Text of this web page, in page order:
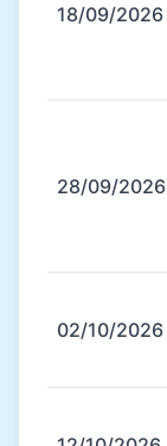
18/09/2026
28/09/2026
02/10/2026